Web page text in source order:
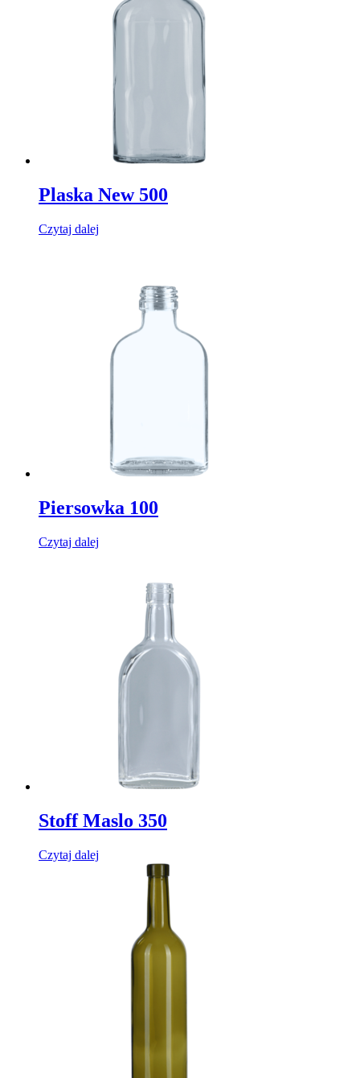
Plaska New 500
Czytaj dalej
Piersowka 100
Czytaj dalej
Stoff Maslo 350
Czytaj dalej